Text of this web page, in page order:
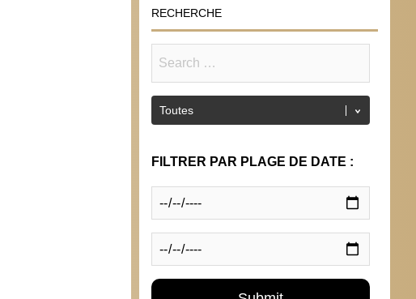
RECHERCHE
FILTRER PAR PLAGE DE DATE :